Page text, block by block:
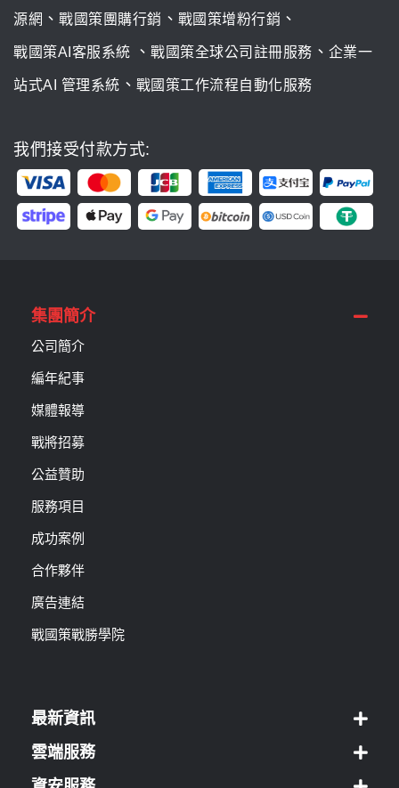
源網 、 戰國策團購行銷 、 戰國策增粉行銷 、
戰國策AI客服系統 、 戰國策全球公司註冊服務 、 企業一
站式AI 管理系統 、 戰國策工作流程自動化服務
我們接受付款方式:
集團簡介
公司簡介
編年紀事
媒體報導
戰將招募
公益贊助
服務項目
成功案例
合作夥伴
廣告連結
戰國策戰勝學院
最新資訊
雲端服務